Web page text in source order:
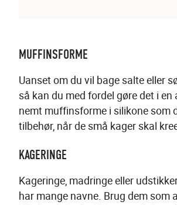
MUFFINSFORME
Uanset om du vil bage salte eller
så kan du med fordel gøre det i en
nemt muffinsforme i silikone som
tilbehør, når de små kager skal
KAGERINGE
Kageringe, madringe eller
har mange navne. Brug dem som